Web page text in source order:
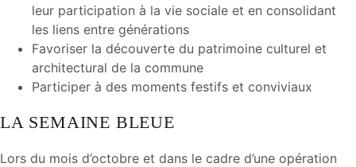
leur participation à la vie sociale et en consolidant
les liens entre générations
Favoriser la découverte du patrimoine culturel et
architectural de la commune
Participer à des moments festifs et conviviaux
LA SEMAINE BLEUE
Lors du mois d’octobre et dans le cadre d’une opération